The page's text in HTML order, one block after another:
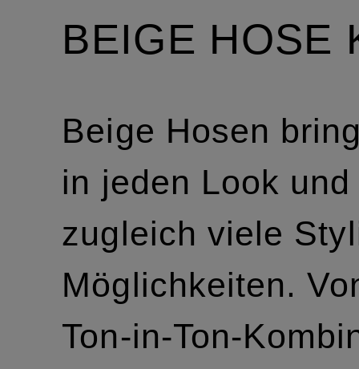
BEIGE HOSE
Beige Hosen
in jeden Look
zugleich viele
Möglichkeiten.
Ton-in-Ton-